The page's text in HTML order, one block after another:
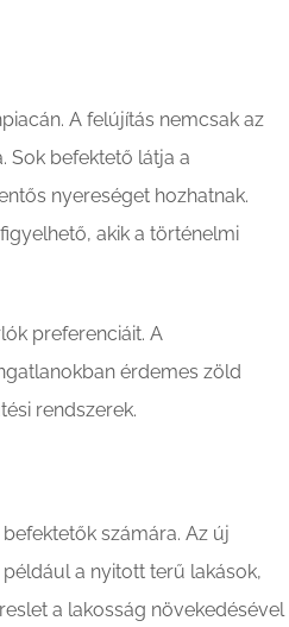
A felújítás nemcsak az
Sok befektető látja a
nyereséget hozhatnak.
akik a történelmi
preferenciáit. A
érdemes zöld
rendszerek.
számára. Az új
a nyitott terű lakások,
a lakosság növekedésével